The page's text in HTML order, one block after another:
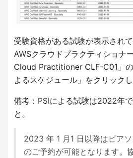
受験資格がある試験が表示され
AWSクラウドプラクティショナ
Cloud Practitioner CLF-C01」
よるスケジュール」をクリックし
備考：PSIによる試験は2022年
と。
2023 年 1 月1 日以降はピア
のご予約が可能となります。